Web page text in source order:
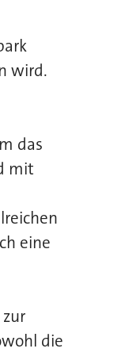
wird.
das
mit
eine
die